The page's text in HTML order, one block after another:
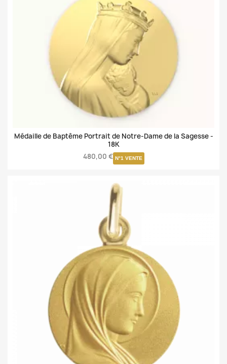
Médaille de Baptême Portrait de Notre-Dame de la Sagesse -
18K
480,00 € N°1 VENTE